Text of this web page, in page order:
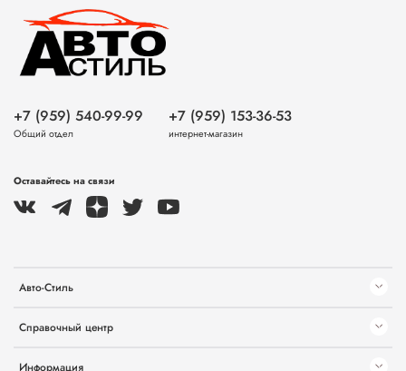
Авто-Стиль
Справочный центр
Информация
+7 (959) 540-99-99
Общий отдел
+7 (959) 153-36-53
интернет-магазин
Оставайтесь на связи